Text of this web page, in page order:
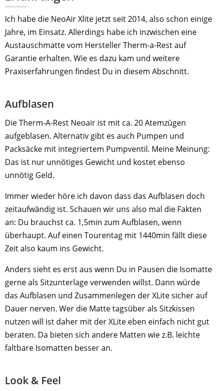
Ich habe die NeoAir Xlite jetzt seit 2014, also schon einige
Jahre, im Einsatz. Allerdings habe ich inzwischen eine
Austauschmatte vom Hersteller Therm-a-Rest auf
Garantie erhalten. Wie es dazu kam und weitere
Praxiserfahrungen findest Du in diesem Abschnitt.
Aufblasen
Die Therm-A-Rest Neoair ist mit ca. 20 Atemzügen
aufgeblasen. Alternativ gibt es auch Pumpen und
Packsäcke mit integriertem Pumpventil. Meine Meinung:
Das ist nur unnötiges Gewicht und kostet ebenso
unnötig Geld.
Immer wieder höre ich davon dass das Aufblasen doch
zeitaufwändig ist. Schauen wir uns also mal die Fakten
an: Du brauchst ca. 1,5min zum Aufblasen, wenn
überhaupt. Auf einen Tourentag mit 1440min fällt diese
Zeit also kaum ins Gewicht.
Anders sieht es erst aus wenn Du in Pausen die Isomatte
gerne als Sitzunterlage verwenden willst. Dann würde
das Aufblasen und Zusammenlegen der XLite sicher auf
Dauer nerven. Wer die Matte tagsüber als Sitzkissen
nutzen will ist daher mit der XLite eben einfach nicht gut
beraten. Da bieten sich andere Matten wie z.B. leichte
faltbare Isomatten besser an.
Look & Feel